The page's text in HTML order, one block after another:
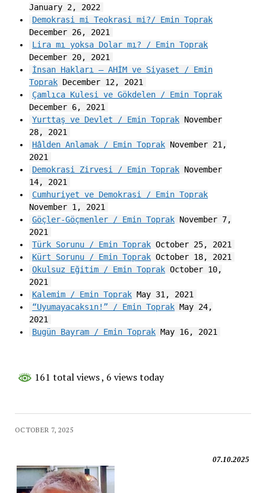
January 2, 2022
Demokrasi mi Teokrasi mi?/ Emin Toprak
December 26, 2021
Lira mı yoksa Dolar mı? / Emin Toprak
December 20, 2021
İnsan Hakları – AHİM ve Siyaset / Emin
ToprakDecember 12, 2021
Çamlıca Kulesi ve Gökdelen / Emin Toprak
December 6, 2021
Yurttaş ve Devlet / Emin Toprak November
28, 2021
Hâlden Anlamak / Emin Toprak November 21,
2021
Demokrasi Zirvesi / Emin Toprak November
14, 2021
Cumhuriyet ve Demokrasi / Emin Toprak
November 1, 2021
Göçler-Göçmenler / Emin Toprak November 7,
2021
Türk Sorunu / Emin Toprak October 25, 2021
Kürt Sorunu / Emin Toprak October 18, 2021
Okulsuz Eğitim / Emin Toprak October 10,
2021
Kalemim / Emin Toprak May 31, 2021
“Uyumayacaksın!” / Emin Toprak May 24,
2021
Bugün Bayram / Emin Toprak May 16, 2021
161 total views, 6 views today
OCTOBER 7, 2025
07.10.2025